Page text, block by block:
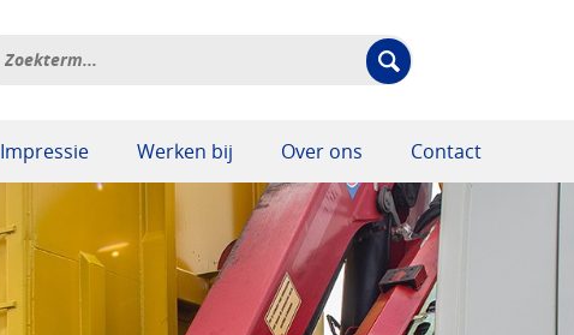
Impressie Werken bij Over ons Contact